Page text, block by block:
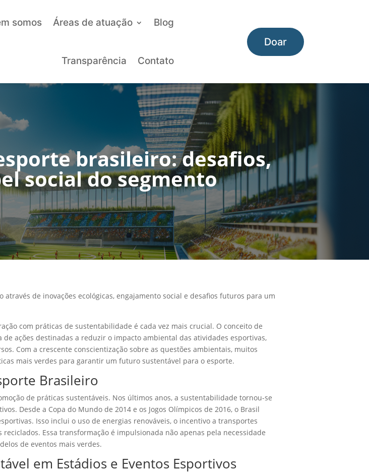
somos Áreas de atuação Blog
Transparência Contato
Doar
brasileiro: desafios,
social do segmento
de inovações ecológicas, engajamento social e desafios futuros para um
com práticas de sustentabilidade é cada vez mais crucial. O conceito de
de ações destinadas a reduzir o impacto ambiental das atividades esportivas,
Com a crescente conscientização sobre as questões ambientais, muitos
mais verdes para garantir um futuro sustentável para o esporte.
Brasileiro
de práticas sustentáveis. Nos últimos anos, a sustentabilidade tornou-se
Desde a Copa do Mundo de 2014 e os Jogos Olímpicos de 2016, o Brasil
Isso inclui o uso de energias renováveis, o incentivo a transportes
Essa transformação é impulsionada não apenas pela necessidade
de eventos mais verdes.
em Estádios e Eventos Esportivos